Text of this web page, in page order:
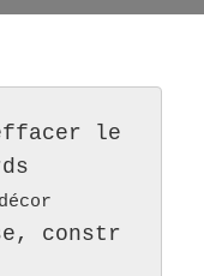
le
constr